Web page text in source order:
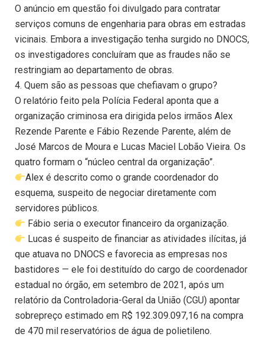
O anúncio em questão foi divulgado para contratar
serviços comuns de engenharia para obras em estradas
vicinais. Embora a investigação tenha surgido no DNOCS,
os investigadores concluíram que as fraudes não se
restringiam ao departamento de obras.
4. Quem são as pessoas que chefiavam o grupo?
O relatório feito pela Polícia Federal aponta que a
organização criminosa era dirigida pelos irmãos Alex
Rezende Parente e Fábio Rezende Parente, além de
José Marcos de Moura e Lucas Maciel Lobão Vieira. Os
quatro formam o “núcleo central da organização”.
Alex é descrito como o grande coordenador do
esquema, suspeito de negociar diretamente com
servidores públicos.
Fábio seria o executor financeiro da organização.
Lucas é suspeito de financiar as atividades ilícitas, já
que atuava no DNOCS e favorecia as empresas nos
bastidores — ele foi destituído do cargo de coordenador
estadual no órgão, em setembro de 2021, após um
relatório da Controladoria-Geral da União (CGU) apontar
sobrepreço estimado em R$ 192.309.097,16 na compra
de 470 mil reservatórios de água de polietileno.